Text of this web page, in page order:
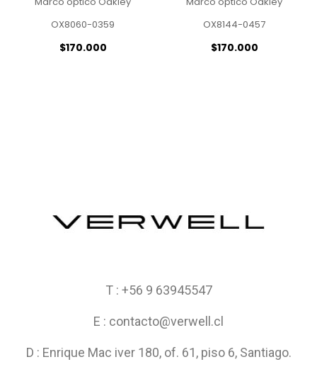
OX8060-0359
$170.000
OX8144-0457
$170.000
T : +56 9 63945547
E : contacto@verwell.cl
D : Enrique Mac iver 180, of. 61, piso 6, Santiago.